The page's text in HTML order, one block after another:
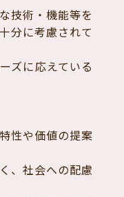
術・機能等を
分に考慮されて
に応えている
や価値の提案
社会への配慮